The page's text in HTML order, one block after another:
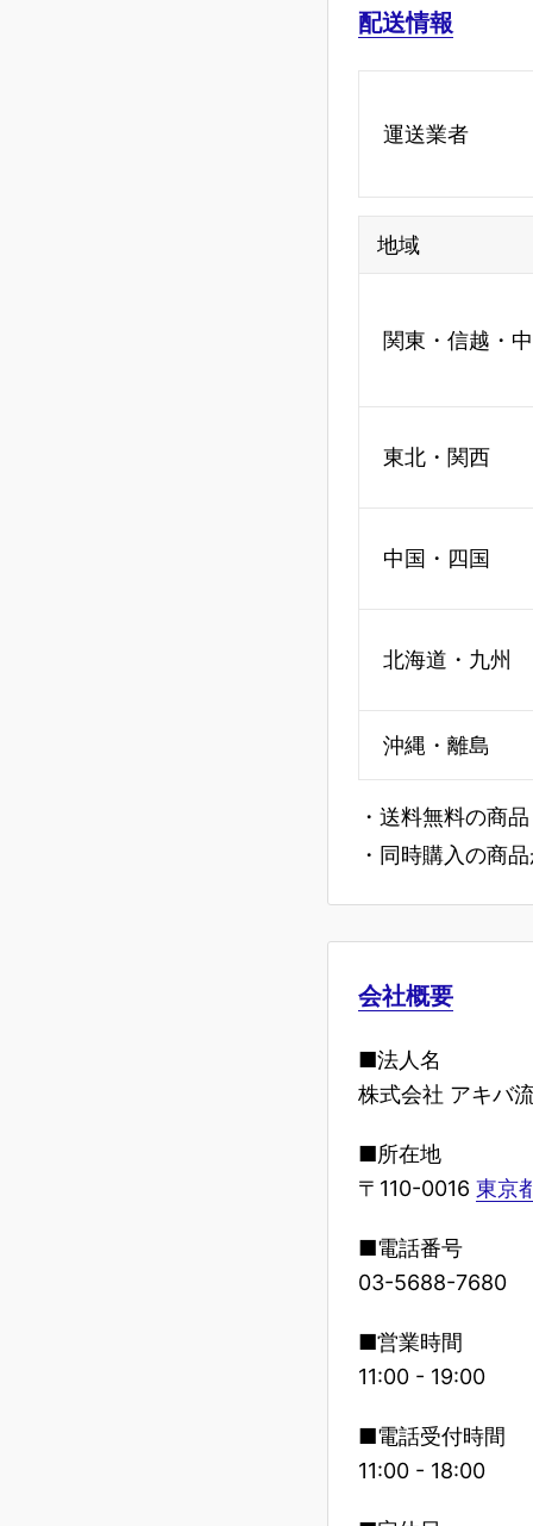
配送情報
運送業者
地域
関東・信越・
東北・関西
中国・四国
北海道・九州
沖縄・離島
・送料無料の商
・同時購入の商
会社概要
■法人名
株式会社 アキバ
■所在地
〒110-0016 東京
■電話番号
03-5688-7680
■営業時間
11:00 - 19:00
■電話受付時間
11:00 - 18:00